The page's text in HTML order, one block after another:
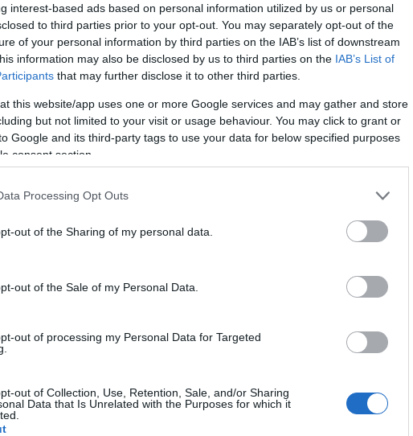
interest-based ads based on personal information utilized by us or personal
to third parties prior to your opt-out. You may separately opt-out of the
of your personal information by third parties on the IAB’s list of downstream
information may also be disclosed by us to third parties on the IAB’s List of
that may further disclose it to other third parties.
this website/app uses one or more Google services and may gather and store
but not limited to your visit or usage behaviour. You may click to grant or
Google and its third-party tags to use your data for below specified purposes
consent section.
Processing Opt Outs
out of the Sharing of my personal data.
out of the Sale of my Personal Data.
out of processing my Personal Data for Targeted
out of Collection, Use, Retention, Sale, and/or Sharing
Data that Is Unrelated with the Purposes for which it